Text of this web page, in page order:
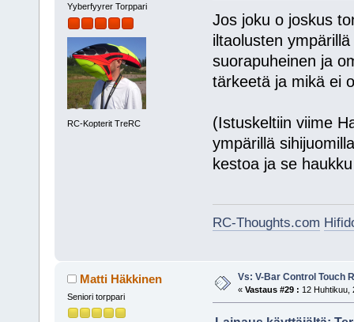
Yyberfyyrer Torppari
RC-Kopterit TreRC
Jos joku o joskus
iltaolusten
suorapuheinen ja
tärkeetä ja mikä ei
(Istuskeltiin viime
ympärillä
kestoa ja se
RC-Thoughts.com
Matti Häkkinen
Seniori torppari
Vs: V-Bar Control Touch
« Vastaus #29 : 12 Huhtikuu,